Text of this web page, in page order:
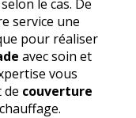
selon le cas. De
service une
pour réaliser
avec soin et
vous
couverture